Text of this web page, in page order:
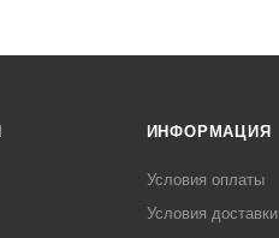
ИНФОРМАЦИЯ
Условия оплаты
Условия доставки